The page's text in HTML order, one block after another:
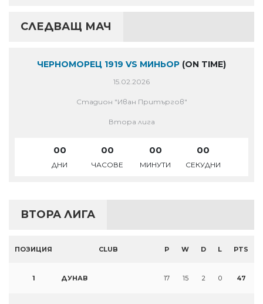
СЛЕДВАЩ МАЧ
ЧЕРНОМОРЕЦ 1919 VS МИНЬОР (ON TIME)
15.02.2026
Стадион "Иван Притъргов"
Втора лига
00
ДНИ
00
ЧАСОВЕ
00
МИНУТИ
00
СЕКУДНИ
ВТОРА ЛИГА
ПОЗИЦИЯ CLUB P W D L PTS
1 ДУНАВ 17 15 2 0 47